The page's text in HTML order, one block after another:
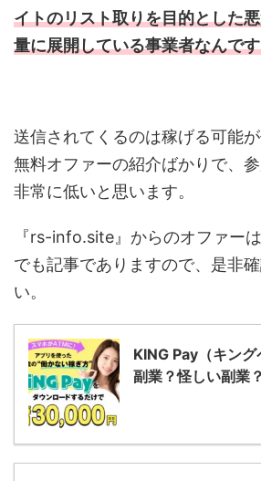
イトのリスト取りを目的とした
量に展開している事業者なんで
送信されてくるのは稼げる可能
無料オファーの紹介ばかりで、
非常に低いと思います。
『rs-info.site』からのオファー
でも記事でありますので、是非
い。
KING Pay（キン
副業？怪しい副業